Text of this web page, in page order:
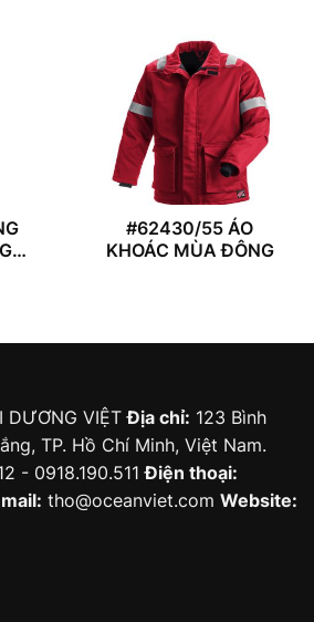
#62430/55 ÁO
KHOÁC MÙA ĐÔNG
DƯƠNG VIỆTĐịa chỉ: 123 Bình
TP. Hồ Chí Minh, Việt Nam.
- 0918.190.511Điện thoại:
tho@oceanviet.com Website: